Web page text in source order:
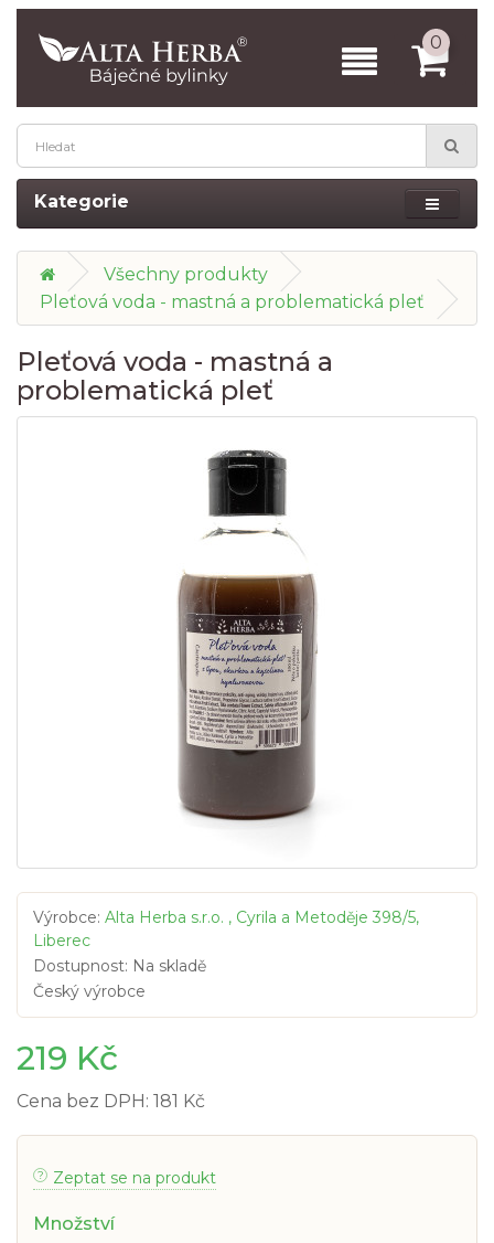
0
Kategorie
Všechny produkty
Pleťová voda - mastná a problematická pleť
Pleťová voda - mastná a
problematická pleť
Výrobce: Alta Herba s.r.o. , Cyrila a Metoděje 398/5,
Liberec
Dostupnost: Na skladě
Český výrobce
219 Kč
Cena bez DPH: 181 Kč
Zeptat se na produkt
Množství